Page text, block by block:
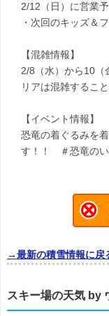
2/12（日）に営業予
・次回のキッズ＆
【混雑情報】
2/8（水）から10（
リアは混雑するこ
【イベント情報】
恐竜の着ぐるみを
す！！ ＃恐竜の
→最新の積雪情報に戻
スキー場の天気 by